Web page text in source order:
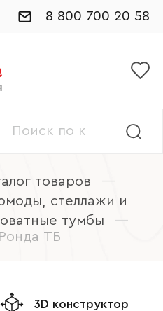
8 800 700 20 58
товаров
—
стеллажи и
тумбы
—
ТБ
3D конструктор